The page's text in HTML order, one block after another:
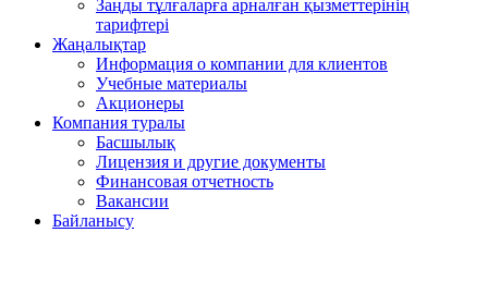
Заңды тұлғаларға арналған қызметтерінің
тарифтері
Жаңалықтар
Информация о компании для клиентов
Учебные материалы
Акционеры
Компания туралы
Басшылық
Лицензия и другие документы
Финансовая отчетность
Вакансии
Байланысу